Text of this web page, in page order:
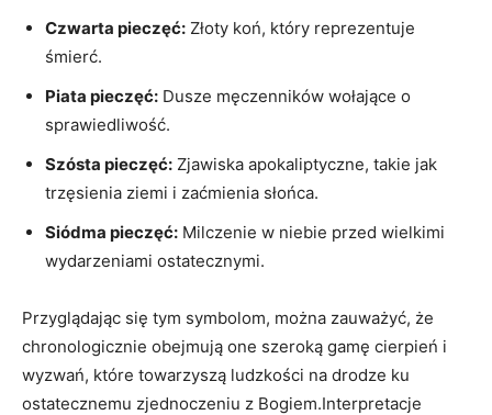
Czwarta ⁤pieczęć: Złoty koń, który ​reprezentuje
śmierć.
Piata pieczęć: Dusze męczenników wołające ‌o
sprawiedliwość.
Szósta pieczęć: ​Zjawiska apokaliptyczne, takie jak
trzęsienia ziemi i ⁤zaćmienia słońca.
Siódma pieczęć: ⁢Milczenie w niebie przed wielkimi
wydarzeniami ostatecznymi.
Przyglądając się‍ tym symbolom, można zauważyć, że⁢
chronologicznie obejmują one szeroką ‍gamę‌ cierpień i
wyzwań, które towarzyszą ludzkości ‍na drodze ku
ostatecznemu zjednoczeniu z Bogiem.Interpretacje